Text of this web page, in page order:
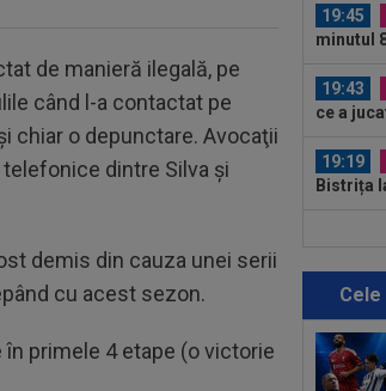
de manieră ilegală, pe
când l-a contactat pe
chiar o depunctare. Avocaţii
dintre Silva şi
demis din cauza unei serii
cu acest sezon.
primele 4 etape (o victorie
19:45
minutul
19:43
ce a
19:19
Bistrița
19:13
”ștearsă
abține:
18:48